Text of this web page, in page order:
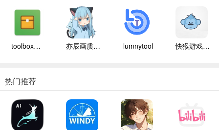
toolbox辅助器 亦辰画质大师 lumnytool 快猴游戏盒子
热门推荐